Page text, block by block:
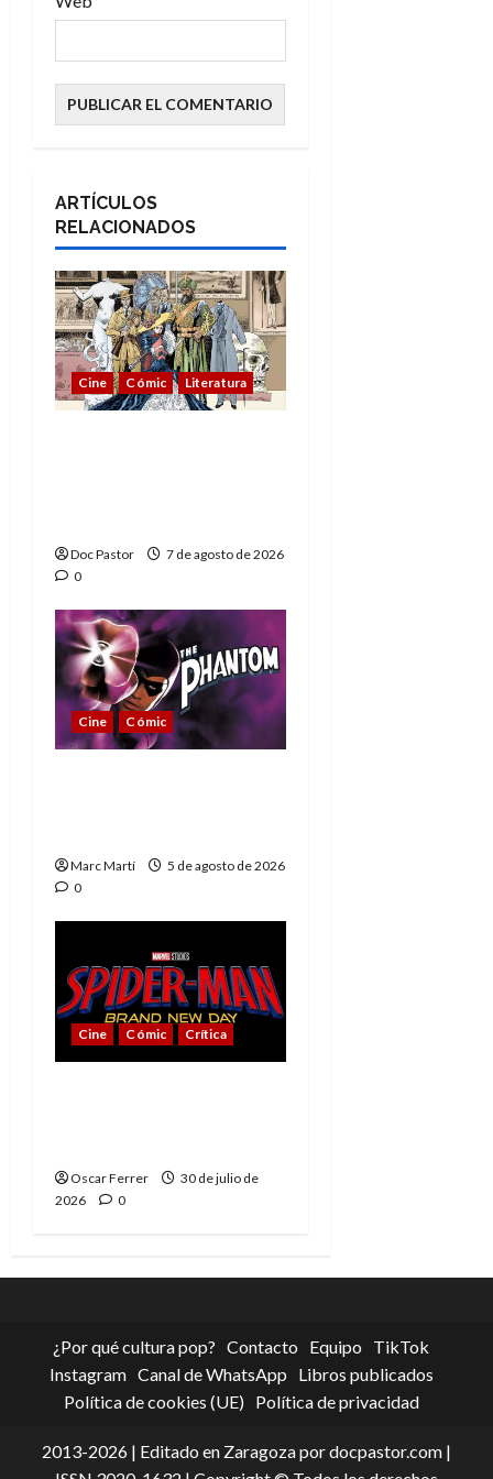
ARTÍCULOS
RELACIONADOS
Cine Cómic Literatura
Doc Pastor
7 de agosto de 2026
0
Cine Cómic
Marc Martí
5 de agosto de 2026
0
Cine Cómic Crítica
Oscar Ferrer
30 de julio de
2026
0
¿Por qué cultura pop? Contacto Equipo
TikTok
Instagram Canal de WhatsApp
Libros publicados
Política de cookies (UE)
Política de privacidad
2013-2026 | Editado en Zaragoza por docpastor.com |